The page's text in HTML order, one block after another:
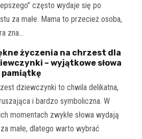
często wydaje się po
za małe. Mama to przecież osoba,
zna…
życzenia na chrzest dla
– wyjątkowe słowa
pamiątkę
dziewczynki to chwila delikatna,
i bardzo symboliczna. W
momentach zwykłe słowa wydają
małe, dlatego warto wybrać